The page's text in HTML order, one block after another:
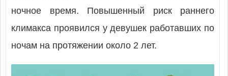
ночное время. Повышенный риск раннего
климакса проявился у девушек работавших по
ночам на протяжении около 2 лет.